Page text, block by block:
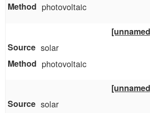
photovoltaic
solar
photovoltaic
solar